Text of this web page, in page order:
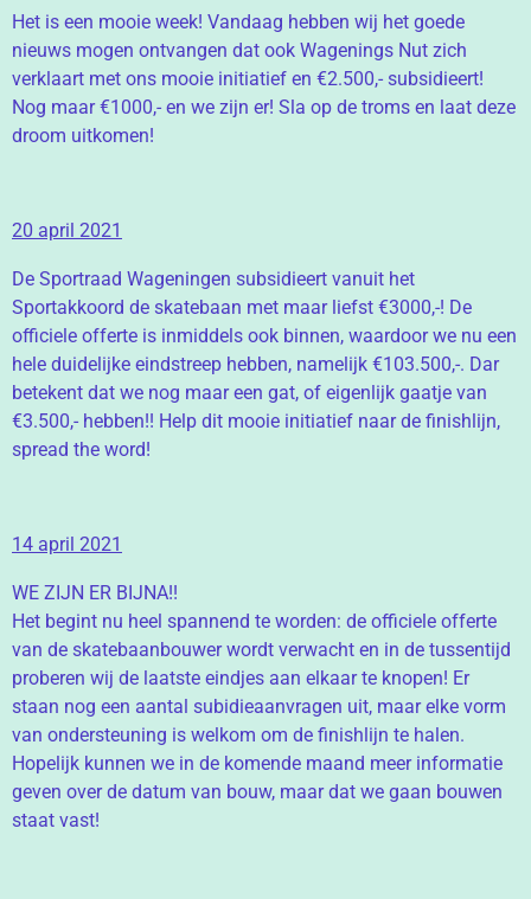
Het is een mooie week! Vandaag hebben wij het goede
nieuws mogen ontvangen dat ook Wagenings Nut zich
verklaart met ons mooie initiatief en €2.500,- subsidieert!
Nog maar €1000,- en we zijn er! Sla op de troms en laat deze
droom uitkomen!
20 april 2021
De Sportraad Wageningen subsidieert vanuit het
Sportakkoord de skatebaan met maar liefst €3000,-! De
officiele offerte is inmiddels ook binnen, waardoor we nu een
hele duidelijke eindstreep hebben, namelijk €103.500,-. Dar
betekent dat we nog maar een gat, of eigenlijk gaatje van
€3.500,- hebben!! Help dit mooie initiatief naar de finishlijn,
spread the word!
14 april 2021
WE ZIJN ER BIJNA!!
Het begint nu heel spannend te worden: de officiele offerte
van de skatebaanbouwer wordt verwacht en in de tussentijd
proberen wij de laatste eindjes aan elkaar te knopen! Er
staan nog een aantal subidieaanvragen uit, maar elke vorm
van ondersteuning is welkom om de finishlijn te halen.
Hopelijk kunnen we in de komende maand meer informatie
geven over de datum van bouw, maar dat we gaan bouwen
staat vast!